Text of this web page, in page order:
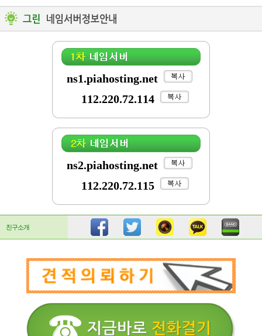
ns1.piahosting.net
112.220.72.114
ns2.piahosting.net
112.220.72.115
친구소개